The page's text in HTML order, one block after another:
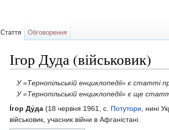
Ігор Дуда (військовик)
У «Тернопільській енциклопедії» є
У «Тернопільській енциклопедії» є ще
І́гор Ду́да (18 червня 1961, с. Потутори, нині
військовик, учасник війни в Афганістані.
Стаття Обговорення